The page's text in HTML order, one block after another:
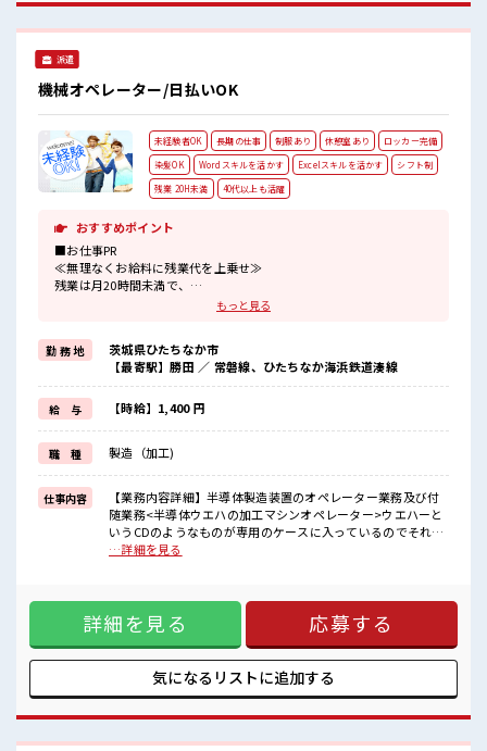
髪型にこだわりのあるアナタは必見！ 髪型自由な職場！ 休憩
室でホッと一息リフレッシュ！
派遣
機械オペレーター/日払いOK
未経験者OK 長期の仕事 制服あり 休憩室あり
ロッカー完備
染髪OK
Wordスキルを活かす Excelスキルを活かす
シフト制
残業 20H未満
40代以上も活躍
おすすめポイント
■お仕事PR
≪無理なくお給料に残業代を上乗せ≫
残業は月20時間未満で、
基本的に髪色自由で明るすぎたり奇抜でなければOKです！
(規定有)制服があると毎日の服選びに悩まずOK♪
≪未経験OKの仕事≫
新しいことにチャレンジするのは不安だけど、
しっかり働く環境が整っています！
イチからスキルUP・ステップUP目指していきましょう！
≪様々なお仕事をご提案≫
一人で悩まず気軽に相談できる、
派遣のお仕事です！
■職場の雰囲気
髪型にこだわりのあるアナタは必見！
髪型自由な職場！
ロッカー付き職場♪
もっと見る
勤 務 地
茨城県ひたちなか市
【最寄駅】勝田 ／ 常磐線、ひたちなか海浜鉄道湊線
給 与 【時給】1,400 円
職 種 製造（加工)
仕事内容
【業務内容詳細】半導体製造装置のオペレーター業務及び付
随業務<半導体ウエハの加工マシンオペレーター>ウエハーと
いうCDのようなものが専用のケースに入っているのでそれを
所定の位置にセットして機械操作をしていただきます。その
です。【取扱製品情報】半導体製造装置 ■お仕事PR ≪無理な
くお給料に残業代を上乗せ≫ 残業は月20時間未満で、 ほどよ
く稼げます♪ ≪髪型自由≫ 基本的に髪色自由で明るすぎたり
奇抜でなければOKです！ (規定有)制服があると毎日の服選び
に悩まずOK♪ ≪未経験OKの仕事≫ 新しいことにチャレンジ
するのは不安だけど、 しっかり働く環境が整っています！ イ
様々なお仕事をご提案≫ 一人で悩まず気軽に相談できる、 派
遣のお仕事です！ ■職場の雰囲気 髪型にこだわりのあるアナ
…詳細を見る
詳細を見る 応募する
気になるリストに追加する